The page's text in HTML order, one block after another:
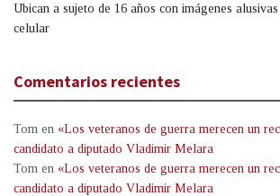
Ubican a sujeto de 16 años con imágenes
celular
Comentarios recientes
Tom en «Los veteranos de guerra merecen un
candidato a diputado Vladimir Melara
Tom en «Los veteranos de guerra merecen un
candidato a diputado Vladimir Melara